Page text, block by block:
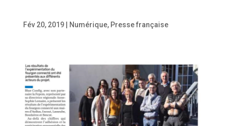
Fév 20, 2019| Numérique, Presse française